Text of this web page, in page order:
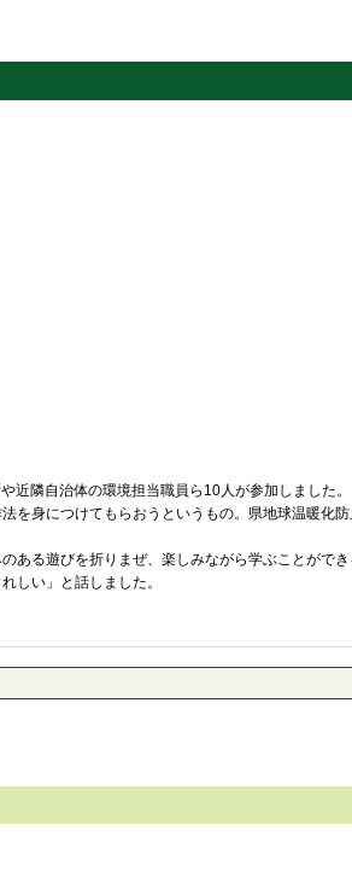
隣自治体の環境担当職員ら10人が参加しました。
身につけてもらおうというもの。県地球温暖化
る遊びを折りまぜ、楽しみながら学ぶことができ
しい」と話しました。